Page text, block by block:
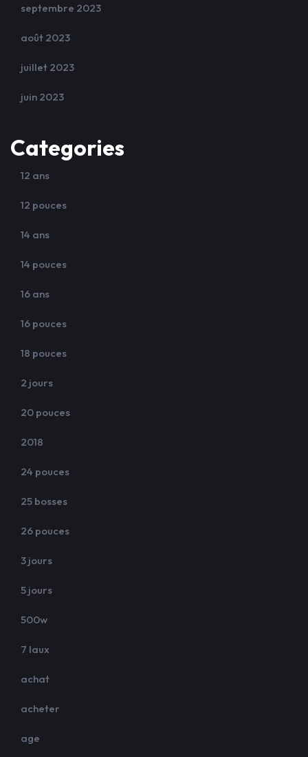
septembre 2023
août 2023
juillet 2023
juin 2023
Categories
12 ans
12 pouces
14 ans
14 pouces
16 ans
16 pouces
18 pouces
2 jours
20 pouces
2018
24 pouces
25 bosses
26 pouces
3 jours
5 jours
500w
7 laux
achat
acheter
age